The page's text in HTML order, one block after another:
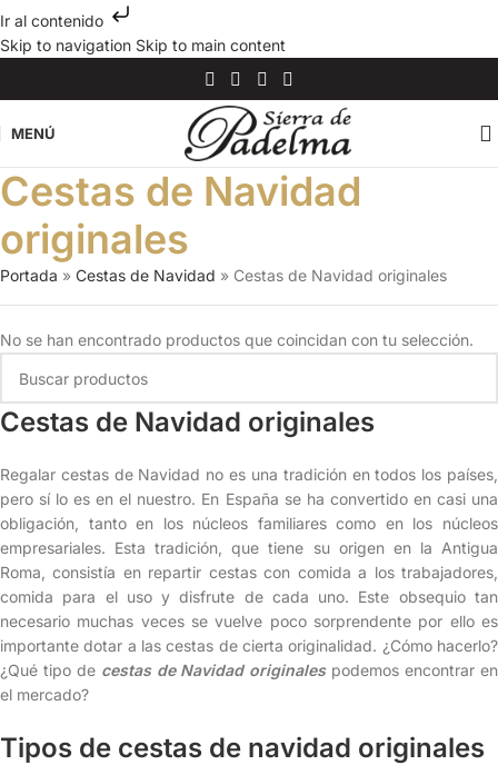
Ir al contenido
Skip to navigation Skip to main content
MENÚ
Cestas de Navidad
originales
Portada » Cestas de Navidad » Cestas de Navidad originales
No se han encontrado productos que coincidan con tu selección.
Cestas de Navidad originales
Regalar cestas de Navidad no es una tradición en todos los países,
pero sí lo es en el nuestro. En España se ha convertido en casi una
obligación, tanto en los núcleos familiares como en los núcleos
empresariales. Esta tradición, que tiene su origen en la Antigua
Roma, consistía en repartir cestas con comida a los trabajadores,
comida para el uso y disfrute de cada uno. Este obsequio tan
necesario muchas veces se vuelve poco sorprendente por ello es
importante dotar a las cestas de cierta originalidad. ¿Cómo hacerlo?
¿Qué tipo de cestas de Navidad originalespodemos encontrar en
el mercado?
Tipos de cestas de navidad originales